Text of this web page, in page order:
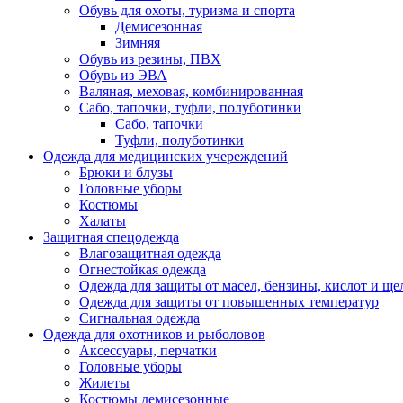
Обувь для охоты, туризма и спорта
Демисезонная
Зимняя
Обувь из резины, ПВХ
Обувь из ЭВА
Валяная, меховая, комбинированная
Сабо, тапочки, туфли, полуботинки
Сабо, тапочки
Туфли, полуботинки
Одежда для медицинских учереждений
Брюки и блузы
Головные уборы
Костюмы
Халаты
Защитная спецодежда
Влагозащитная одежда
Огнестойкая одежда
Одежда для защиты от масел, бензины, кислот и
Одежда для защиты от повышенных температур
Сигнальная одежда
Одежда для охотников и рыболовов
Аксессуары, перчатки
Головные уборы
Жилеты
Костюмы демисезонные